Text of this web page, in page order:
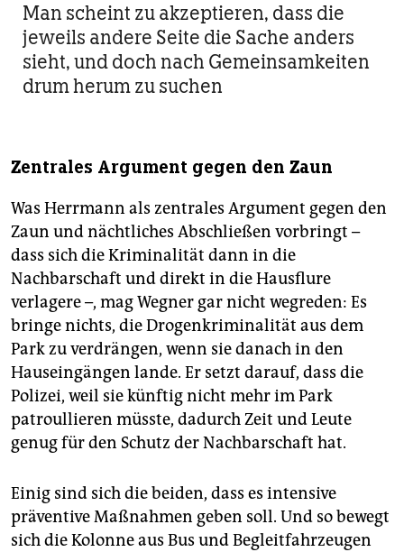
Man scheint zu akzeptieren, dass die
jeweils andere Seite die Sache anders
sieht, und doch nach Gemeinsamkeiten
drum herum zu suchen
Zentrales Argument gegen den Zaun
Was Herrmann als zentrales Argument gegen den
Zaun und nächtliches Abschließen vorbringt –
dass sich die Kriminalität dann in die
Nachbarschaft und direkt in die Hausflure
verlagere –, mag Wegner gar nicht wegreden: Es
bringe nichts, die Drogenkriminalität aus dem
Park zu verdrängen, wenn sie danach in den
Hauseingängen lande. Er setzt darauf, dass die
Polizei, weil sie künftig nicht mehr im Park
patroullieren müsste, dadurch Zeit und Leute
genug für den Schutz der Nachbarschaft hat.
Einig sind sich die beiden, dass es intensive
präventive Maßnahmen geben soll. Und so bewegt
sich die Kolonne aus Bus und Begleitfahrzeugen